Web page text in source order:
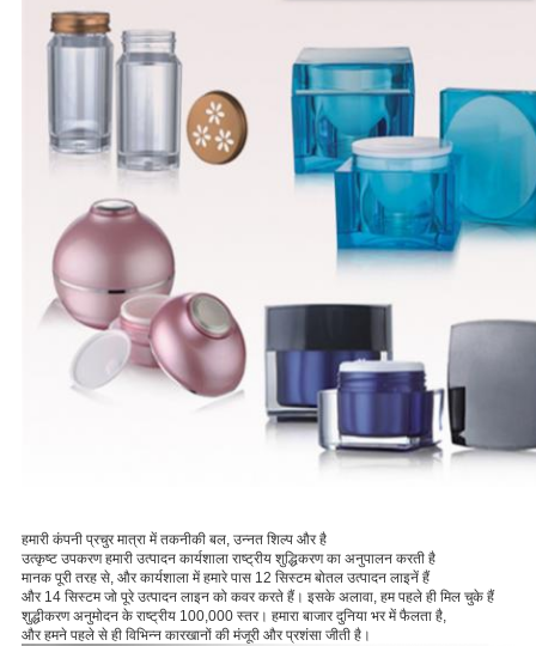
हमारी कंपनी प्रचुर मात्रा में तकनीकी बल, उन्नत शिल्प और है
उत्कृष्ट उपकरण हमारी उत्पादन कार्यशाला राष्ट्रीय शुद्धिकरण का अनुपालन करती है
मानक पूरी तरह से, और कार्यशाला में हमारे पास 12 सिस्टम बोतल उत्पादन लाइनें हैं
और 14 सिस्टम जो पूरे उत्पादन लाइन को कवर करते हैं। इसके अलावा, हम पहले ही मिल चुके हैं
शुद्धीकरण अनुमोदन के राष्ट्रीय 100,000 स्तर। हमारा बाजार दुनिया भर में फैलता है,
और हमने पहले से ही विभिन्न कारखानों की मंजूरी और प्रशंसा जीती है।